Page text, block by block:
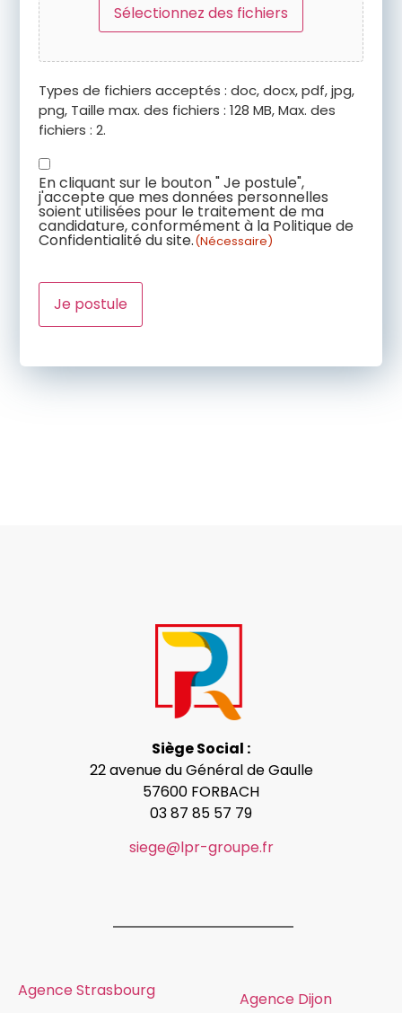
Sélectionnez des fichiers
Types de fichiers acceptés : doc, docx, pdf, jpg,
png, Taille max. des fichiers : 128 MB, Max. des
fichiers : 2.
Accord
RGPD*
(Nécessaire)
En cliquant sur le bouton " Je postule",
j'accepte que mes données personnelles
soient utilisées pour le traitement de ma
candidature, conformément à la Politique de
Confidentialité du site.(Nécessaire)
Siège Social :
22 avenue du Général de Gaulle
57600 FORBACH
03 87 85 57 79
siege@lpr-groupe.fr
Agence Strasbourg Agence Dijon